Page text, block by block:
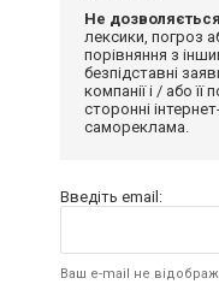
Не
лексики, погроз
порівняння з
безпідставні
компанії і / або
сторонні
самореклама.
Введіть email:
Ваш e-mail не